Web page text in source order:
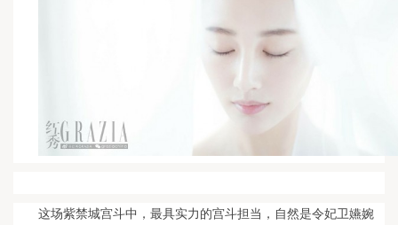
这场紫禁城宫斗中，最具实力的宫斗担当，自然是令妃卫嬿婉